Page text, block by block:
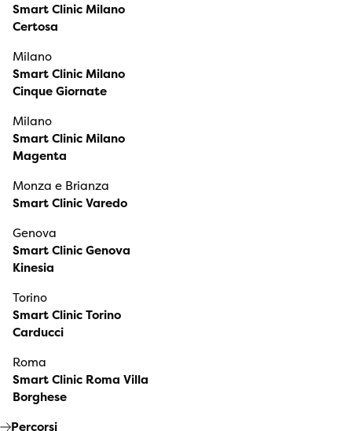
Smart Clinic Milano
Certosa
Milano
Smart Clinic Milano
Cinque Giornate
Milano
Smart Clinic Milano
Magenta
Monza e Brianza
Smart Clinic Varedo
Genova
Smart Clinic Genova
Kinesia
Torino
Smart Clinic Torino
Carducci
Roma
Smart Clinic Roma Villa
Borghese
Percorsi